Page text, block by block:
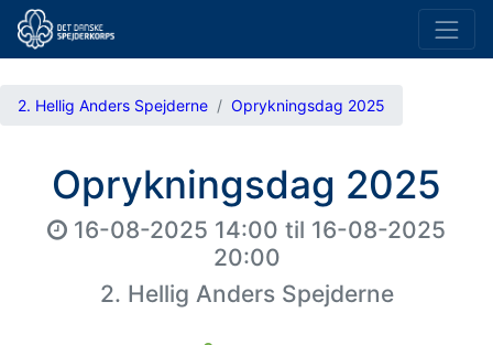
2. Hellig Anders Spejderne Oprykningsdag 2025
Oprykningsdag 2025
16-08-2025 14:00 til 16-08-2025
20:00
2. Hellig Anders Spejderne